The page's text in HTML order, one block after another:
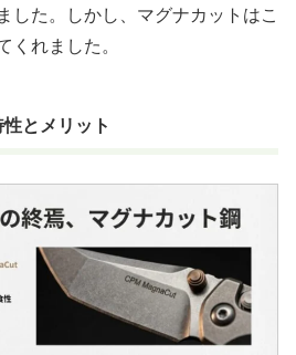
した。しかし、マグナカットはこ
くれました。
とメリット